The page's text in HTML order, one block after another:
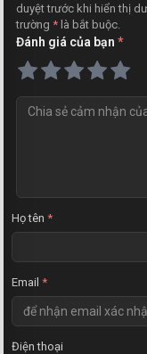
duyệt trước khi hiển thị
trường * là bắt buộc.
Đánh giá của bạn *
Họ tên *
Email *
Điện thoại